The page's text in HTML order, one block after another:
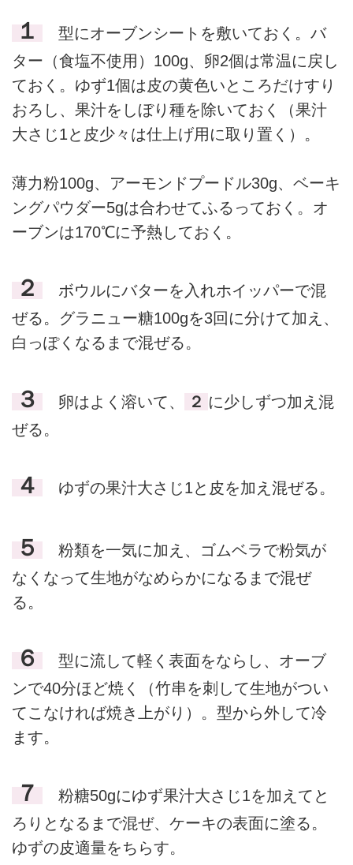
１
型にオーブンシートを敷いておく。バ
ター（食塩不使用）100g、卵2個は常温に戻し
ておく。ゆず1個は皮の黄色いところだけすり
おろし、果汁をしぼり種を除いておく（果汁
大さじ1と皮少々は仕上げ用に取り置く）。
薄力粉100g、アーモンドプードル30g、ベーキ
ングパウダー5gは合わせてふるっておく。オ
ーブンは170℃に予熱しておく。
２
ボウルにバターを入れホイッパーで混
ぜる。グラニュー糖100gを3回に分けて加え、
白っぽくなるまで混ぜる。
３ 卵はよく溶いて、 ２ に少しずつ加え混
ぜる。
４ ゆずの果汁大さじ1と皮を加え混ぜる。
５
粉類を一気に加え、ゴムベラで粉気が
なくなって生地がなめらかになるまで混ぜ
る。
６
型に流して軽く表面をならし、オーブ
ンで40分ほど焼く（竹串を刺して生地がつい
てこなければ焼き上がり）。型から外して冷
ます。
７
粉糖50gにゆず果汁大さじ1を加えてと
ろりとなるまで混ぜ、ケーキの表面に塗る。
ゆずの皮適量をちらす。